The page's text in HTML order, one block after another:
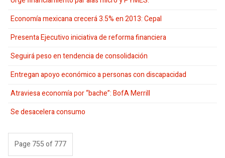
Economía mexicana crecerá 3.5% en 2013: Cepal
Presenta Ejecutivo iniciativa de reforma financiera
Seguirá peso en tendencia de consolidación
Entregan apoyo económico a personas con discapacidad
Atraviesa economía por “bache”: BofA Merrill
Se desacelera consumo
Page 755 of 777